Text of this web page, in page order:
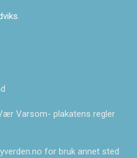
.
Varsom- plakatens regler
for bruk annet sted